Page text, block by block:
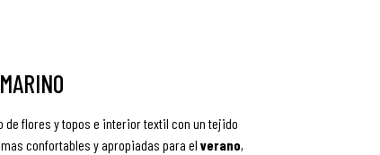
de flores y topos e interior textil con un tejido
mas confortables y apropiadas para el verano,